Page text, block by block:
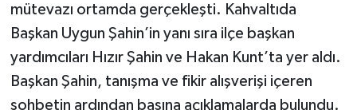
mütevazı ortamda gerçekleşti. Kahvaltıda
Başkan Uygun Şahin’in yanı sıra ilçe başkan
yardımcıları Hızır Şahin ve Hakan Kunt’ta yer aldı.
Başkan Şahin, tanışma ve fikir alışverişi içeren
sohbetin ardından basına açıklamalarda bulundu.